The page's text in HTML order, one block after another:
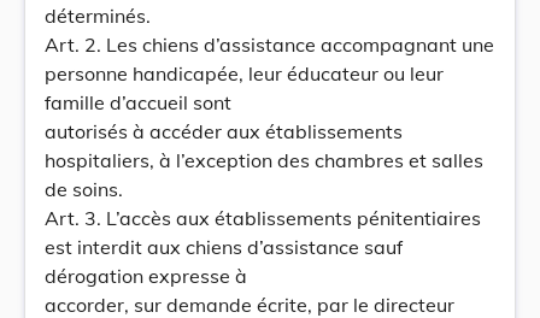
déterminés.
Art. 2. Les chiens d’assistance accompagnant une
personne handicapée, leur éducateur ou leur
famille d’accueil sont
autorisés à accéder aux établissements
hospitaliers, à l’exception des chambres et salles
de soins.
Art. 3. L’accès aux établissements pénitentiaires
est interdit aux chiens d’assistance sauf
dérogation expresse à
accorder, sur demande écrite, par le directeur